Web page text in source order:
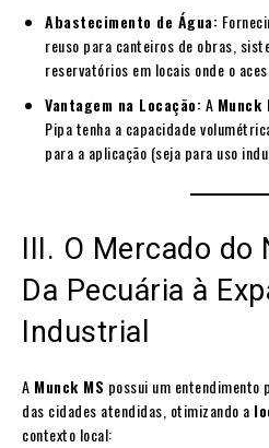
Abastecimento de Água:
reuso para canteiros de obras,
reservatórios em locais onde o
Vantagem na Locação:A Munck
Pipa tenha a capacidade
para a aplicação (seja para uso
III. O Mercado
Da Pecuária à
Industrial
A Munck MS possui um
das cidades atendidas, otimizando a
contexto local: